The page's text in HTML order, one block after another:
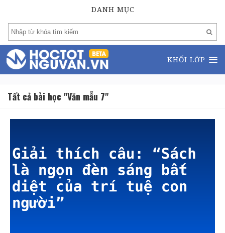
DANH MỤC
KHỐI LỚP
Tất cả bài học "Văn mẫu 7"